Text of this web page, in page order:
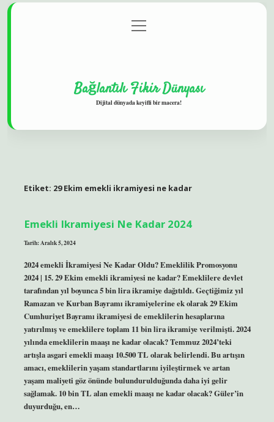
Gizlilik Politikası
menüyü
aç
Bağlantılı Fikir Dünyası
Dijital dünyada keyifli bir macera!
Etiket: 29 Ekim emekli ikramiyesi ne kadar
Emekli Ikramiyesi Ne Kadar 2024
Tarih: Aralık 5, 2024
2024 emekli İkramiyesi Ne Kadar Oldu? Emeklilik Promosyonu
2024 | 15. 29 Ekim emekli ikramiyesi ne kadar? Emeklilere devlet
tarafından yıl boyunca 5 bin lira ikramiye dağıtıldı. Geçtiğimiz yıl
Ramazan ve Kurban Bayramı ikramiyelerine ek olarak 29 Ekim
Cumhuriyet Bayramı ikramiyesi de emeklilerin hesaplarına
yatırılmış ve emeklilere toplam 11 bin lira ikramiye verilmişti. 2024
yılında emeklilerin maaşı ne kadar olacak? Temmuz 2024’teki
artışla asgari emekli maaşı 10.500 TL olarak belirlendi. Bu artışın
amacı, emeklilerin yaşam standartlarını iyileştirmek ve artan
yaşam maliyeti göz önünde bulundurulduğunda daha iyi gelir
sağlamak. 10 bin TL alan emekli maaşı ne kadar olacak? Güler’in
duyurduğu, en…